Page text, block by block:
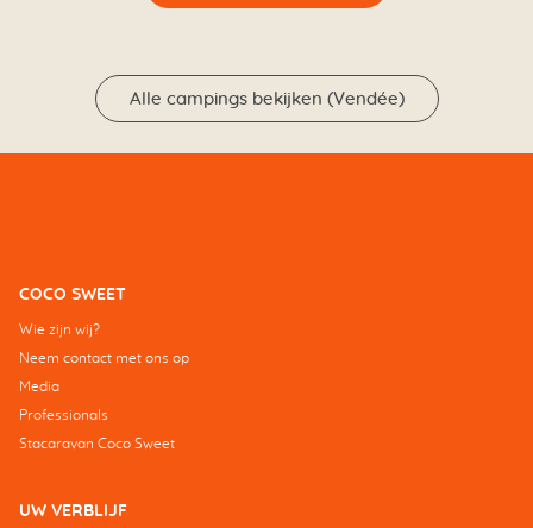
Alle campings bekijken (Vendée)
COCO SWEET
Wie zijn wij?
Neem contact met ons op
Media
Professionals
Stacaravan Coco Sweet
UW VERBLIJF